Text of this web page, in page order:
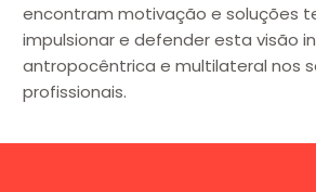
encontram motivação e soluções
impulsionar e defender esta visão
antropocêntrica e multilateral nos
profissionais.